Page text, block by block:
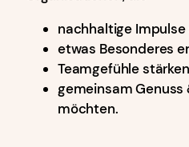
nachhaltige Impulse
etwas Besonderes
Teamgefühle
gemeinsam
möchten.